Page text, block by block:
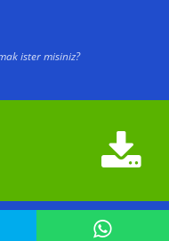
ister misiniz?

